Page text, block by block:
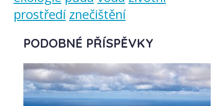
prostředí znečištění
PODOBNÉ PŘÍSPĚVKY